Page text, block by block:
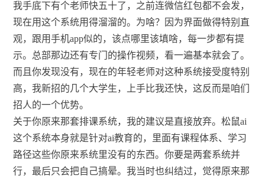
我手底下有个老师快五十了，之前连微信红包都不会发，
现在用这个系统用得溜溜的。为啥？因为界面做得特别直
观，跟用手机app似的，该点哪里该填啥，每一步都有提
示。总部那边还有专门的操作视频，看一遍基本就会了。
而且你发现没有，现在的年轻老师对这种系统接受度特别
高，我新招的几个大学生，上手比我还快，这反而是咱们
招人的一个优势。
关于你原来那套排课系统，我的建议是直接放弃。松鼠ai
这个系统本身就是针对ai教育的，里面有课程体系、学习
路径这些你原来系统里没有的东西。你要是两套系统并
行，最后只会把自己搞晕。我当时也纠结过，觉得原来那